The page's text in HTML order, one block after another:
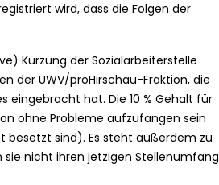
wird, dass die Folgen der
Kürzung der Sozialarbeiterstelle
der UWV/proHirschau-Fraktion, die
hat. Die 10 % Gehalt für
ohne Probleme aufzufangen sein
besetzt sind). Es steht außerdem zu
sie nicht ihren jetzigen Stellenumfang